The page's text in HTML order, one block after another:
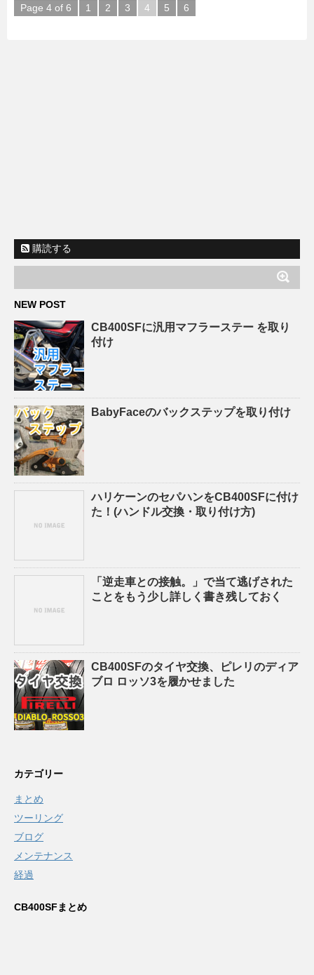
Page 4 of 6 1 2 3 4 5 6
購読する
NEW POST
CB400SFに汎用マフラーステー を取り
付け
BabyFaceのバックステップを取り付け
ハリケーンのセパハンをCB400SFに付け
た！(ハンドル交換・取り付け方)
「逆走車との接触。」で当て逃げされた
ことをもう少し詳しく書き残しておく
CB400SFのタイヤ交換、ピレリのディア
ブロ ロッソ3を履かせました
カテゴリー
まとめ
ツーリング
ブログ
メンテナンス
経過
CB400SFまとめ